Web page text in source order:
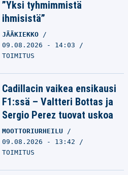
”Yksi tyhmimmistä
ihmisistä”
JÄÄKIEKKO
09.08.2026 - 14:03
TOIMITUS
Cadillacin vaikea ensikausi
F1:ssä – Valtteri Bottas ja
Sergio Perez tuovat uskoa
MOOTTORIURHEILU
09.08.2026 - 13:42
TOIMITUS